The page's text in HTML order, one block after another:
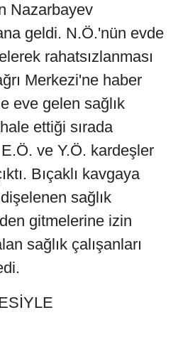
Nazarbayev
geldi. N.Ö.'nün evde
rahatsızlanması
Merkezi'ne haber
eve gelen sağlık
ettiği sırada
ve Y.Ö. kardeşler
Bıçaklı kavgaya
sağlık
gitmelerine izin
sağlık çalışanları